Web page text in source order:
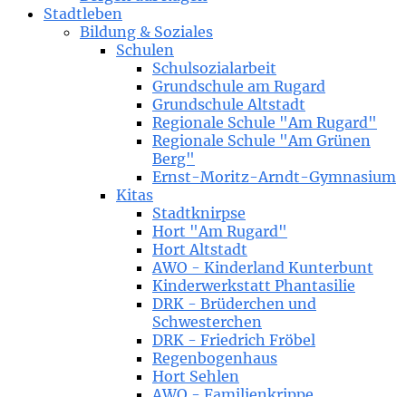
Stadtleben
Bildung & Soziales
Schulen
Schulsozialarbeit
Grundschule am Rugard
Grundschule Altstadt
Regionale Schule "Am Rugard"
Regionale Schule "Am Grünen
Berg"
Ernst-Moritz-Arndt-Gymnasium
Kitas
Stadtknirpse
Hort "Am Rugard"
Hort Altstadt
AWO - Kinderland Kunterbunt
Kinderwerkstatt Phantasilie
DRK - Brüderchen und
Schwesterchen
DRK - Friedrich Fröbel
Regenbogenhaus
Hort Sehlen